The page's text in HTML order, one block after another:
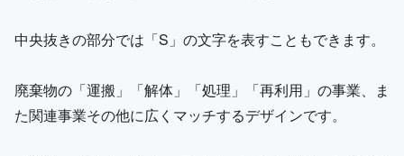
中央抜きの部分では「S」の文字を表すこともできます。
廃棄物の「運搬」「解体」「処理」「再利用」の事業、ま
た関連事業その他に広くマッチするデザインです。